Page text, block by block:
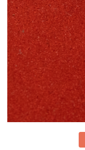
Posete
Rucsac
Plic
Saculet
Borsete
Mov
Visiniu
Maro
Albastru